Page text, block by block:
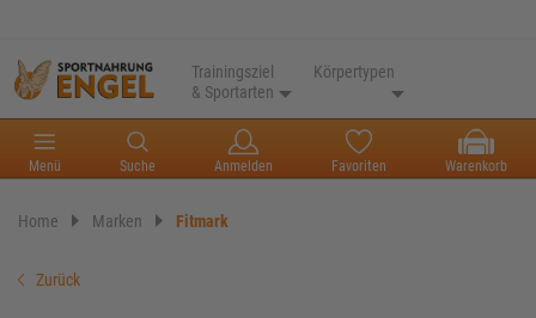
Trainingsziel
& Sportarten
Körpertypen
Menü Suche Anmelden Favoriten Warenkorb
Home Marken Fitmark
Zurück